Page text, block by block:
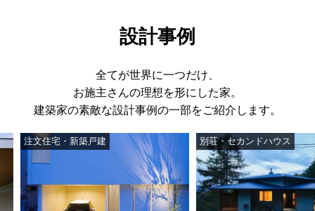
設計事例
全てが世界に一つだけ、
お施主さんの理想を形にした家。
建築家の素敵な設計事例の一部をご紹介します。
文住宅・新築戸建 別荘・セカンドハウス